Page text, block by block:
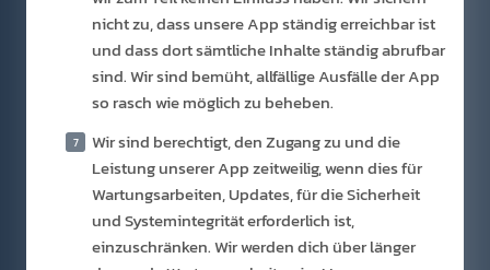
nicht zu, dass unsere App ständig erreichbar ist
und dass dort sämtliche Inhalte ständig abrufbar
sind. Wir sind bemüht, allfällige Ausfälle der App
so rasch wie möglich zu beheben.
Wir sind berechtigt, den Zugang zu und die
Leistung unserer App zeitweilig, wenn dies für
Wartungsarbeiten, Updates, für die Sicherheit
und Systemintegrität erforderlich ist,
einzuschränken. Wir werden dich über länger